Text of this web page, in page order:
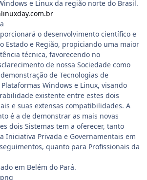
e Linux da região norte do Brasil.
o desenvolvimento científico e
Estado e Região, propiciando uma maior
técnica, favorecendo no
de nossa Sociedade como
de Tecnologias de
Windows e Linux, visando
existente entre estes dois
e suas extensas compatibilidades. A
é a de demonstrar as mais novas
dois Sistemas tem a oferecer, tanto
Iniciativa Privada e Governamentais em
quanto para Profissionais da
em Belém do Pará.